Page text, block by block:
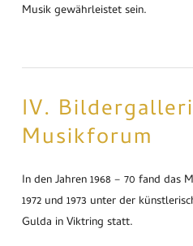
Musik gewährleistet sein.
IV.
Musikforum
In den Jahren 1968 – 70 fand das
1972 und 1973 unter der
Gulda in Viktring statt.